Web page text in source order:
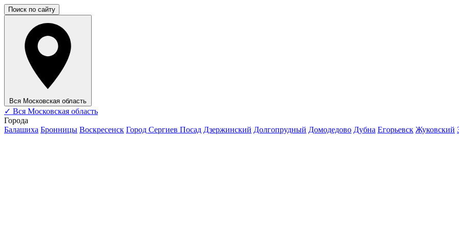
Поиск по сайту
Вся Московская область
✓ Вся Московская область
Города
Балашиха Бронницы Воскресенск Город Сергиев Посад Дзержинский Долгопрудный Домодедово Дубна Егорьевск Жуковский